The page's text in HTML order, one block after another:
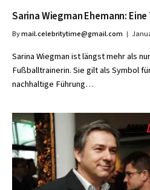
Sarina Wiegman Ehemann:
Bymail.celebritytime@gmail.com
Sarina Wiegman ist längst mehr als
Fußballtrainerin. Sie gilt als Symbol
nachhaltige Führung…